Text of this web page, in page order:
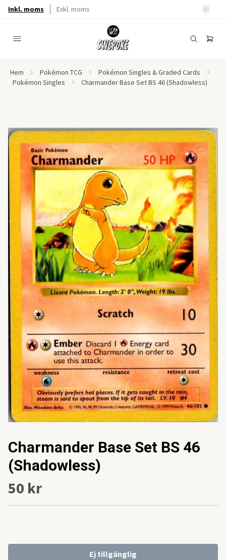
Inkl. moms Exkl. moms
Hem Pokémon TCG
Pokémon Singles & Graded Cards
Pokémon Singles
Charmander Base Set BS 46 (Shadowless)
Charmander Base Set BS 46
(Shadowless)
50 kr
Ej tillgänglig